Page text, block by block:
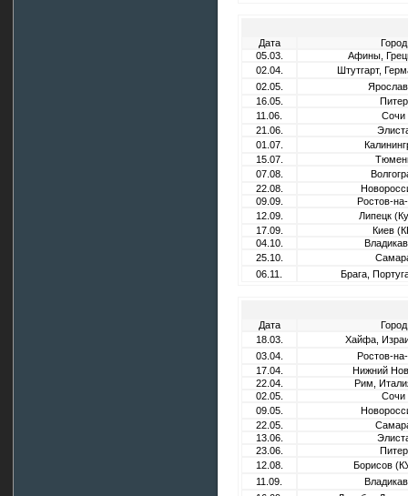
Дата
Город
05.03.
Афины,
02.04.
Штутгарт,
02.05.
16.05.
Питер
11.06.
Сочи
21.06.
01.07.
15.07.
07.08.
22.08.
09.09.
Ростов-
12.09.
Липецк
17.09.
Киев
04.10.
25.10.
06.11.
Брага,
Дата
Город
18.03.
Хайфа,
03.04.
Ростов-
17.04.
Нижний
22.04.
Рим,
02.05.
Сочи
09.05.
22.05.
13.06.
23.06.
Питер
12.08.
Борисов
11.09.